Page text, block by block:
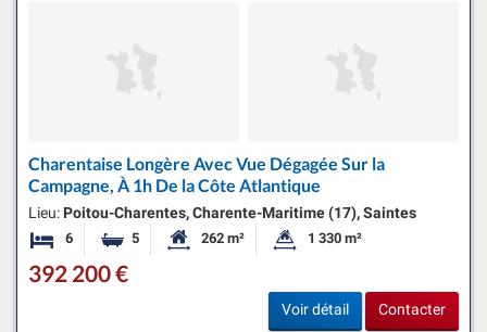
Charentaise Longère Avec Vue Dégagée Sur la
Campagne, À 1h De la Côte Atlantique
Lieu: Poitou-Charentes, Charente-Maritime (17), Saintes
6 Chambres
5 Salles de bainsSurface habitable:
262 m² Superficie du terrain:
1 330 m²
392 200 €
Voir détail Contacter